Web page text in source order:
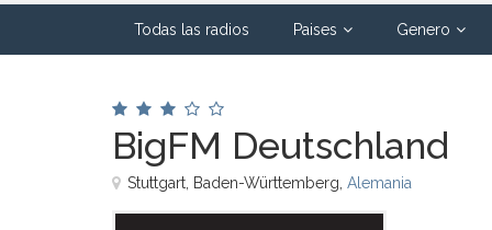
Todas las radios Paises Genero
BigFM Deutschland
Stuttgart, Baden-Württemberg, Alemania